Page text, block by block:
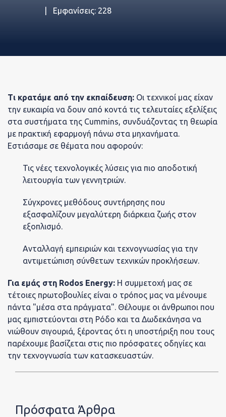
Εταιρικά
Νέα
Εταιρική
Ευθύνη
Θέσεις
εργασίας
Εμφανίσεις: 228
Τι κρατάμε από την εκπαίδευση: Οι τεχνικοί μας είχαν
την ευκαιρία να δουν από κοντά τις τελευταίες εξελίξεις
στα συστήματα της Cummins, συνδυάζοντας τη θεωρία
με πρακτική εφαρμογή πάνω στα μηχανήματα.
Εστιάσαμε σε θέματα που αφορούν:
Τις νέες τεχνολογικές λύσεις για πιο αποδοτική
λειτουργία των γεννητριών.
Σύγχρονες μεθόδους συντήρησης που
εξασφαλίζουν μεγαλύτερη διάρκεια ζωής στον
εξοπλισμό.
Ανταλλαγή εμπειριών και τεχνογνωσίας για την
αντιμετώπιση σύνθετων τεχνικών προκλήσεων.
Για εμάς στη Rodos Energy: Η συμμετοχή μας σε
τέτοιες πρωτοβουλίες είναι ο τρόπος μας να μένουμε
πάντα "μέσα στα πράγματα". Θέλουμε οι άνθρωποι που
μας εμπιστεύονται στη Ρόδο και τα Δωδεκάνησα να
νιώθουν σιγουριά, ξέροντας ότι η υποστήριξη που τους
παρέχουμε βασίζεται στις πιο πρόσφατες οδηγίες και
την τεχνογνωσία των κατασκευαστών.
Πρόσφατα Άρθρα